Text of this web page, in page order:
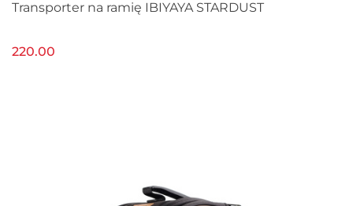
Transporter na ramię IBIYAYA STARDUST
220.00